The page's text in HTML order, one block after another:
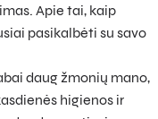
Apie tai, kaip
pasikalbėti su savo
daug žmonių mano,
higienos ir